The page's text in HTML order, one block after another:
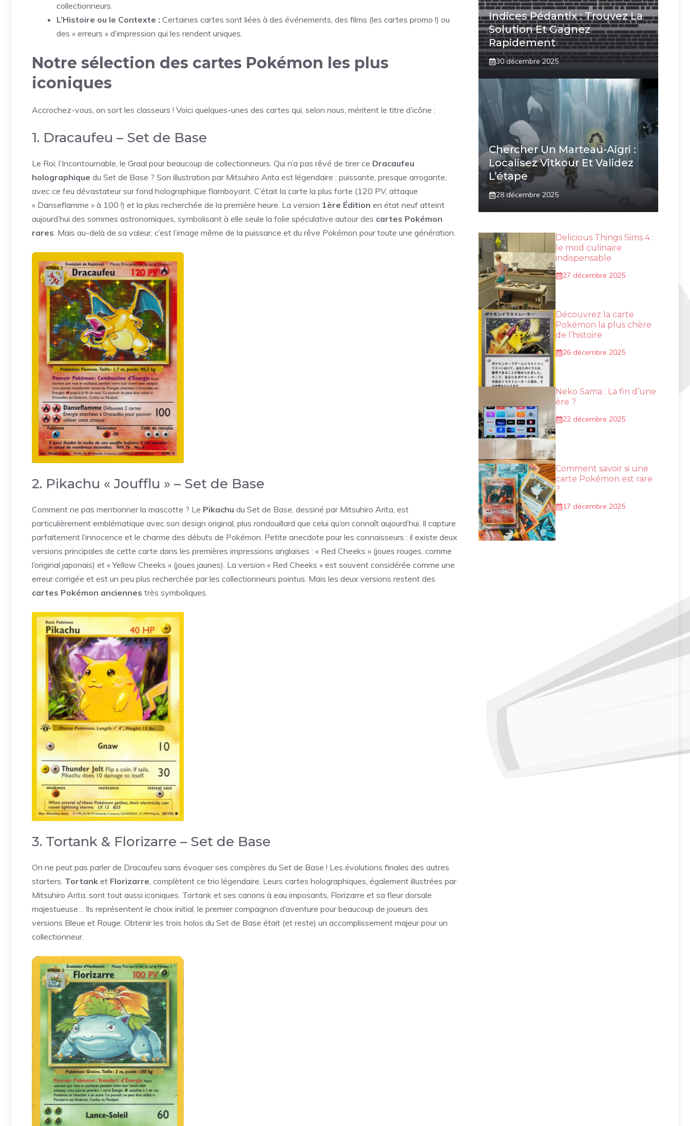
collectionneurs.
L’Histoire ou le Contexte : Certaines cartes sont liées à des événements, des films (les cartes promo !) ou
des « erreurs » d’impression qui les rendent uniques.
Notre sélection des cartes Pokémon les plus
iconiques
Accrochez-vous, on sort les classeurs ! Voici quelques-unes des cartes qui, selon nous, méritent le titre d’icône :
1. Dracaufeu – Set de Base
Le Roi, l’Incontournable, le Graal pour beaucoup de collectionneurs. Qui n’a pas rêvé de tirer ce Dracaufeu
holographique du Set de Base ? Son illustration par Mitsuhiro Arita est légendaire : puissante, presque arrogante,
avec ce feu dévastateur sur fond holographique flamboyant. C’était la carte la plus forte (120 PV, attaque
« Danseflamme » à 100 !) et la plus recherchée de la première heure. La version 1ère Édition en état neuf atteint
aujourd’hui des sommes astronomiques, symbolisant à elle seule la folie spéculative autour des cartes Pokémon
rares. Mais au-delà de sa valeur, c’est l’image même de la puissance et du rêve Pokémon pour toute une génération.
2. Pikachu « Joufflu » – Set de Base
Comment ne pas mentionner la mascotte ? Le Pikachu du Set de Base, dessiné par Mitsuhiro Arita, est
particulièrement emblématique avec son design original, plus rondouillard que celui qu’on connaît aujourd’hui. Il capture
parfaitement l’innocence et le charme des débuts de Pokémon. Petite anecdote pour les connaisseurs : il existe deux
versions principales de cette carte dans les premières impressions anglaises : « Red Cheeks » (joues rouges, comme
l’original japonais) et « Yellow Cheeks » (joues jaunes). La version « Red Cheeks » est souvent considérée comme une
erreur corrigée et est un peu plus recherchée par les collectionneurs pointus. Mais les deux versions restent des
cartes Pokémon anciennes très symboliques.
3. Tortank & Florizarre – Set de Base
On ne peut pas parler de Dracaufeu sans évoquer ses compères du Set de Base ! Les évolutions finales des autres
starters, Tortank et Florizarre, complètent ce trio légendaire. Leurs cartes holographiques, également illustrées par
Mitsuhiro Arita, sont tout aussi iconiques. Tortank et ses canons à eau imposants, Florizarre et sa fleur dorsale
majestueuse… Ils représentent le choix initial, le premier compagnon d’aventure pour beaucoup de joueurs des
versions Bleue et Rouge. Obtenir les trois holos du Set de Base était (et reste) un accomplissement majeur pour un
collectionneur.
Indices Pédantix : Trouvez La
Solution Et Gagnez
Rapidement
30 décembre 2025
Chercher Un Marteau-Aigri :
Localisez Vitkour Et Validez
L’étape
28 décembre 2025
Delicious Things Sims 4 :
le mod culinaire
indispensable
27 décembre 2025
Découvrez la carte
Pokémon la plus chère
de l’histoire
26 décembre 2025
Neko Sama : La fin d’une
ère ?
22 décembre 2025
Comment savoir si une
carte Pokémon est rare
?
17 décembre 2025